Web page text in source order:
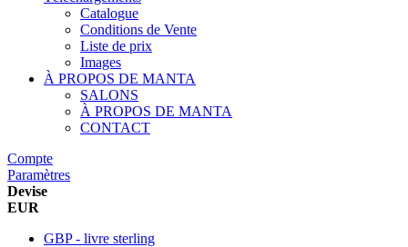
Catalogue
Conditions de Vente
Liste de prix
Images
À PROPOS DE MANTA
SALONS
À PROPOS DE MANTA
CONTACT
Compte
Paramètres
Devise
EUR
GBP - livre sterling